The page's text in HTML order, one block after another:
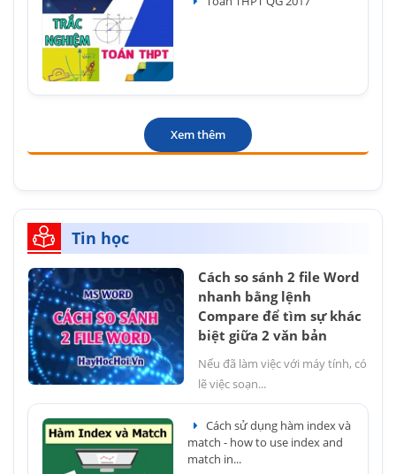
Xem thêm
Tin học
Cách so sánh 2 file Word
nhanh bằng lệnh
Compare để tìm sự khác
biệt giữa 2 văn bản
Nếu đã làm việc với máy tính, có
lẽ việc soạn...
Cách sử dụng hàm index và
match - how to use index and
match in...